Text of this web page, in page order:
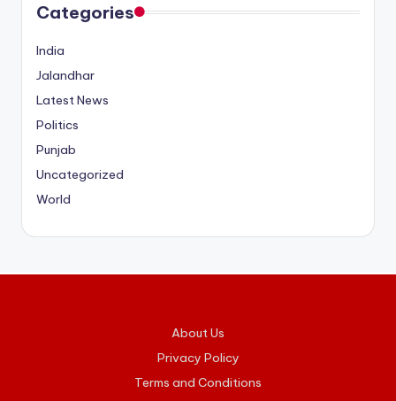
Categories
India
Jalandhar
Latest News
Politics
Punjab
Uncategorized
World
About Us
Privacy Policy
Terms and Conditions